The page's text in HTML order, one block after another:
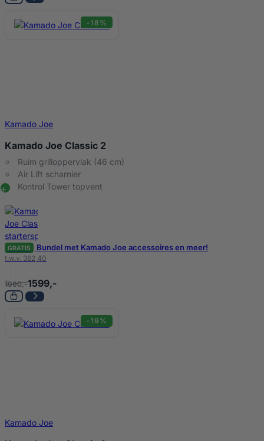
-18%
Kamado Joe
Kamado Joe Classic 2
Ruim grilloppervlak (46 cm)
Air Lift scharnier
Kontrol Tower topvent
GRATIS Bundel met Kamado Joe accessoires en meer!
t.w.v. 362,40
1960,-1599,-
-19%
Kamado Joe